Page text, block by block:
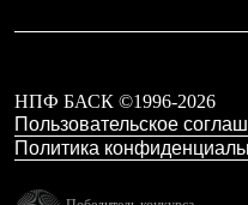
Брелки
Опушки
Термоковрики
Уход за одеждой
Коллекции
НПФ БАСК ©1996-2026
Пользовательское
Политика